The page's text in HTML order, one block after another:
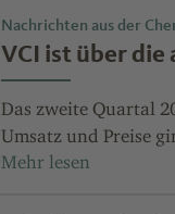
Nachrichten aus der
VCI ist über
Das zweite Quartal
Umsatz und Preise